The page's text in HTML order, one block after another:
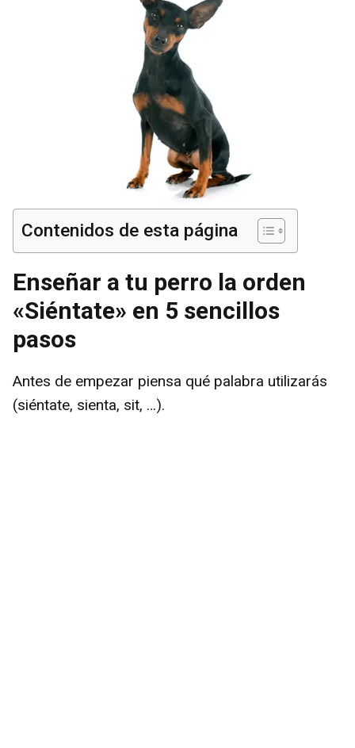
Contenidos de esta página
Enseñar a tu perro la orden
«Siéntate» en 5 sencillos
pasos
Antes de empezar piensa qué palabra utilizarás
(siéntate, sienta, sit, …).